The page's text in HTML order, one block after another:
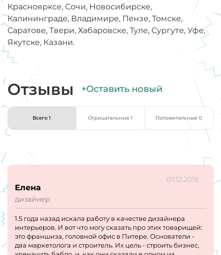
Красноярксе, Сочи, Новосибирске,
Калининграде, Владимире, Пензе, Томске,
Саратове, Твери, Хабаровске, Туле, Сургуте, Уфе,
Якутске, Казани.
Отзывы +Оставить новый
Всего 1 Отрицательные 1 Положительные 0
07.12.2019
Елена
дизайнер
1.5 года назад искала работу в качестве дизайнера
интерьеров. И вот что могу сказать про этих товарищей:
это франшиза, головной офис в Питере. Основатели -
два маркетолога и строитель. Их цель - строить бизнес,